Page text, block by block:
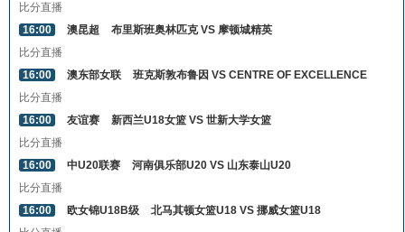
比分直播
16:00
澳昆超
布里斯班奥林匹克 VS 摩顿城精英
比分直播
16:00
澳东部女联
班克斯敦布鲁因 VS CENTRE OF EXCELLENCE
比分直播
16:00
友谊赛
新西兰U18女篮 VS 世新大学女篮
比分直播
16:00
中U20联赛
河南俱乐部U20 VS 山东泰山U20
比分直播
16:00
欧女锦U18B级
北马其顿女篮U18 VS 挪威女篮U18